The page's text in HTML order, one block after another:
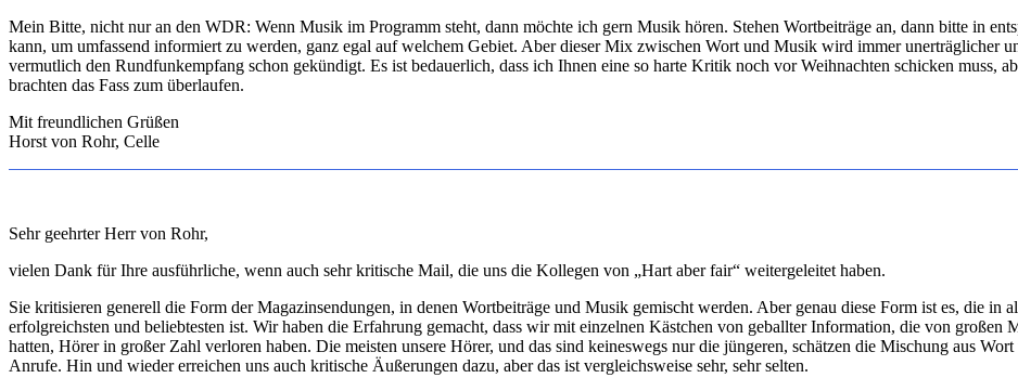
Mein Bitte, nicht nur an den WDR: Wenn Musik im Programm steht, dann möchte ich gern Musik hören. Stehen Wortbeiträge an, dann bitte in
kann, um umfassend informiert zu werden, ganz egal auf welchem Gebiet. Aber dieser Mix zwischen Wort und Musik wird immer unerträglicher
vermutlich den Rundfunkempfang schon gekündigt. Es ist bedauerlich, dass ich Ihnen eine so harte Kritik noch vor Weihnachten schicken muss,
brachten das Fass zum überlaufen.
Mit freundlichen Grüßen
Horst von Rohr, Celle
Sehr geehrter Herr von Rohr,
vielen Dank für Ihre ausführliche, wenn auch sehr kritische Mail, die uns die Kollegen von „Hart aber fair“ weitergeleitet haben.
Sie kritisieren generell die Form der Magazinsendungen, in denen Wortbeiträge und Musik gemischt werden. Aber genau diese Form ist es, die in
erfolgreichsten und beliebtesten ist. Wir haben die Erfahrung gemacht, dass wir mit einzelnen Kästchen von geballter Information, die von
hatten, Hörer in großer Zahl verloren haben. Die meisten unsere Hörer, und das sind keineswegs nur die jüngeren, schätzen die Mischung aus
Anrufe. Hin und wieder erreichen uns auch kritische Äußerungen dazu, aber das ist vergleichsweise sehr, sehr selten.